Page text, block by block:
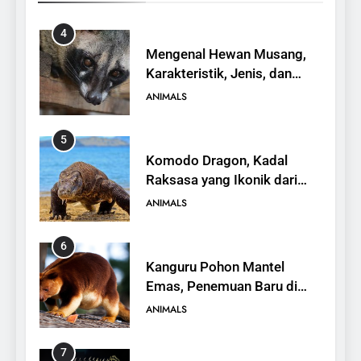
4
Mengenal Hewan Musang,
Karakteristik, Jenis, dan
Peran dalam Ekosistem
ANIMALS
5
Komodo Dragon, Kadal
Raksasa yang Ikonik dari
Indonesia
ANIMALS
6
Kanguru Pohon Mantel
Emas, Penemuan Baru di
Dunia Satwa
ANIMALS
7